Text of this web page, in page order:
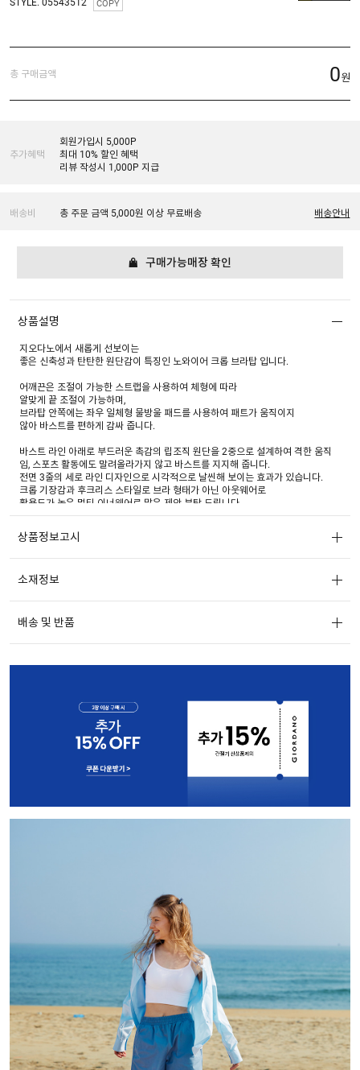
COPY
총 구매금액 0원
추가혜택
회원가입시 5,000P
최대 10% 할인 혜택
리뷰 작성시 1,000P 지급
배송비 총 주문 금액 5,000원 이상 무료배송 배송안내
구매가능매장 확인
상품설명
지오다노에서 새롭게 선보이는
좋은 신축성과 탄탄한 원단감이 특징인 노와이어 크롭 브라탑 입니다.
어깨끈은 조절이 가능한 스트랩을 사용하여 체형에 따라
알맞게 끝 조절이 가능하며,
브라탑 안쪽에는 좌우 일체형 물방울 패드를 사용하여 패트가 움직이지
않아 바스트를 편하게 감싸 줍니다.
바스트 라인 아래로 부드러운 촉감의 립조직 원단을 2중으로 설계하여 격한 움직
임, 스포츠 활동에도 말려올라가지 않고 바스트를 지지해 줍니다.
전면 3줄의 세로 라인 디자인으로 시각적으로 날씬해 보이는 효과가 있습니다.
크롭 기장감과 후크리스 스타일로 브라 형태가 아닌 아웃웨어로
활용도가 높은 멀티 이너웨어로 많은 제안 부탁 드립니다.
상품정보고시
소재정보
배송 및 반품